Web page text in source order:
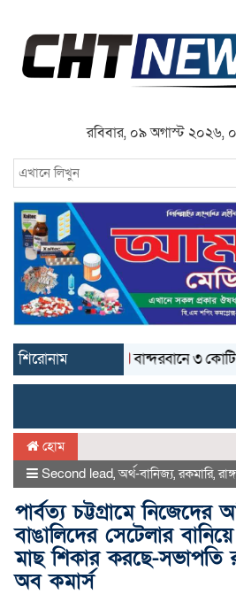
রবিবার, ০৯ অগাস্ট ২০২৬,
শিরোনাম বান্দরবানে ৩ কোটি
হোম
Second lead,অর্থ-বানিজ্য,রকমারি,
পার্বত্য চট্টগ্রামে নিজেদের
বাঙালিদের সেটেলার
মাছ শিকার করছে-সভাপতি
অব কমার্স